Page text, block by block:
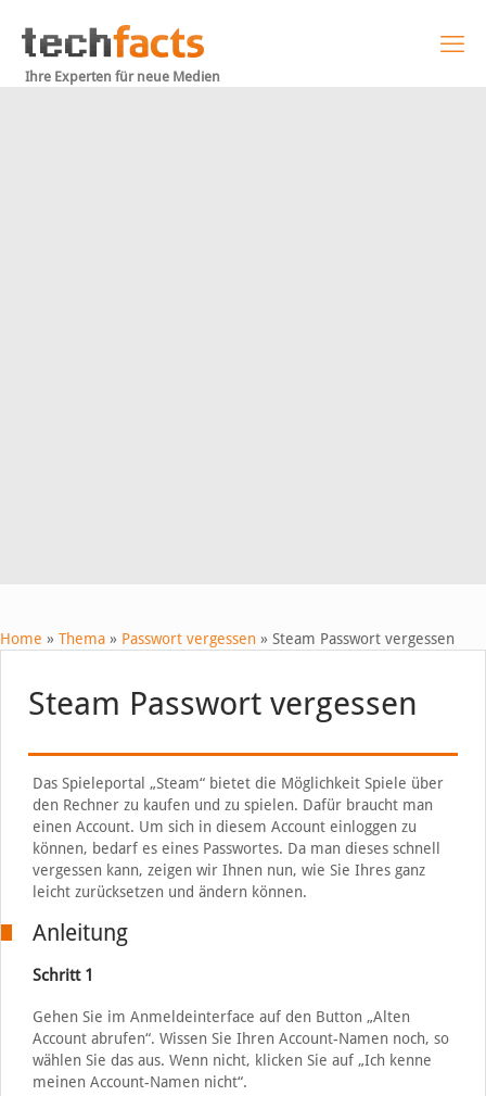
Ihre Experten für neue Medien
Home » Thema » Passwort vergessen » Steam Passwort vergessen
Steam Passwort vergessen
Das Spieleportal „Steam“ bietet die Möglichkeit Spiele über
den Rechner zu kaufen und zu spielen. Dafür braucht man
einen Account. Um sich in diesem Account einloggen zu
können, bedarf es eines Passwortes. Da man dieses schnell
vergessen kann, zeigen wir Ihnen nun, wie Sie Ihres ganz
leicht zurücksetzen und ändern können.
Anleitung
Schritt 1
Gehen Sie im Anmeldeinterface auf den Button „Alten
Account abrufen“. Wissen Sie Ihren Account-Namen noch, so
wählen Sie das aus. Wenn nicht, klicken Sie auf „Ich kenne
meinen Account-Namen nicht“.